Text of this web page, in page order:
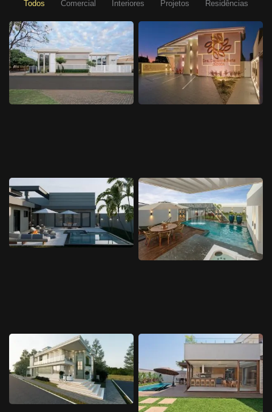
Todos Comercial Interiores Projetos Residências